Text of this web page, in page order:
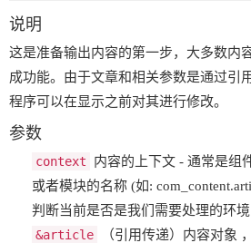
说明
这是准备输出内容的第一步，大多数内
成功能。由于文章和相关参数是通过引
程序可以在显示之前对其进行修改。
参数
context
内容的上下文 - 通常是组
或者模块的名称 (如:
判断当前是否是我们需要处理的环
&article
（引用传递）内容对象